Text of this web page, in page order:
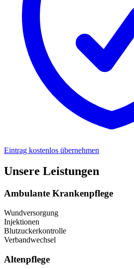
Eintrag kostenlos übernehmen
Unsere Leistungen
Ambulante Krankenpflege
Wundversorgung
Injektionen
Blutzuckerkontrolle
Verbandwechsel
Altenpflege